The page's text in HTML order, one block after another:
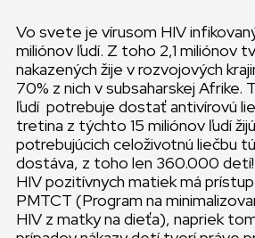
Vo svete je vírusom HIV
miliónov ľudí. Z toho 2,1 miliónov
nakazených žije v rozvojových
70% z nich v subsaharskej Afrike.
ľudí potrebuje dostať antivírovú
tretina z týchto 15 miliónov ľudí
potrebujúcich celoživotnú liečbu
dostáva, z toho len 360.000 detí!
HIV pozitívnych matiek má
PMTCT (Program na
HIV z matky na dieťa), napriek